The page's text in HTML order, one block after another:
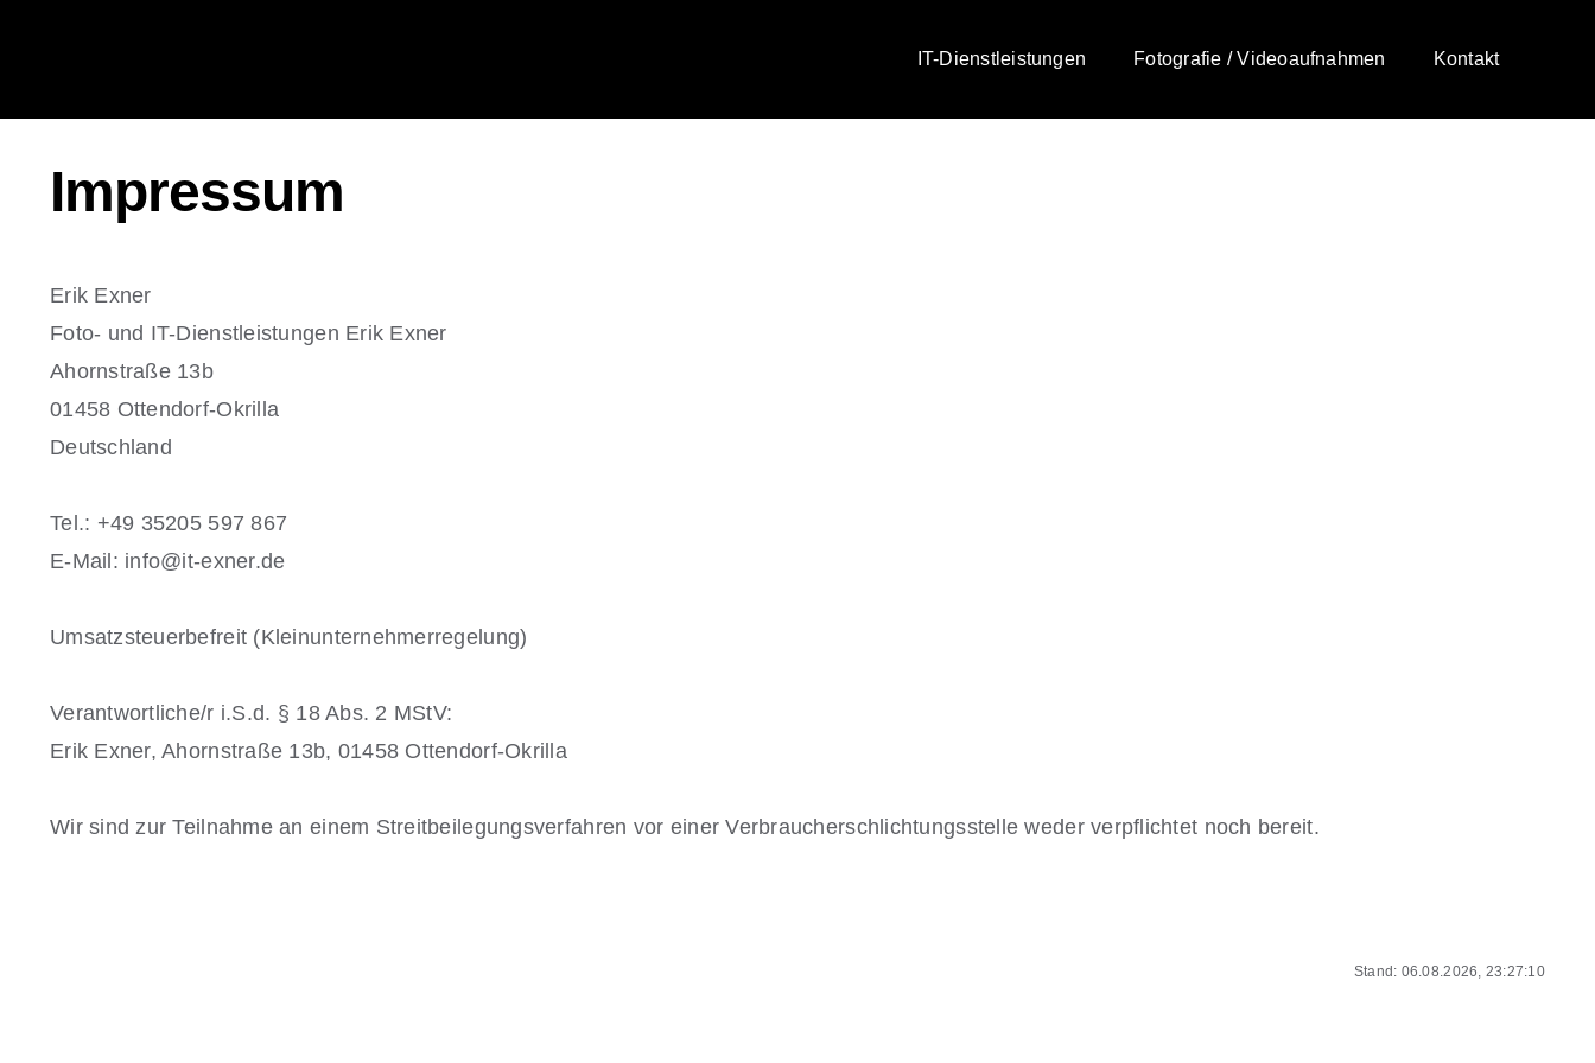
IT-Dienstleistungen Fotografie / Videoaufnahmen Kontakt
Impressum
Erik Exner
Foto- und IT-Dienstleistungen Erik Exner
Ahornstraße 13b
01458 Ottendorf-Okrilla
Deutschland
Tel.: +49 35205 597 867
E-Mail: info@it-exner.de
Umsatzsteuerbefreit (Kleinunternehmerregelung)
Verantwortliche/r i.S.d. § 18 Abs. 2 MStV:
Erik Exner, Ahornstraße 13b, 01458 Ottendorf-Okrilla
Wir sind zur Teilnahme an einem Streitbeilegungsverfahren vor einer Verbraucherschlichtungsstelle weder verpflichtet noch bereit.
Stand: 06.08.2026, 23:27:10